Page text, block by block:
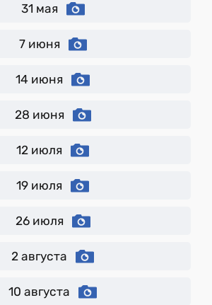
31 мая
7 июня
14 июня
28 июня
12 июля
19 июля
26 июля
2 августа
10 августа